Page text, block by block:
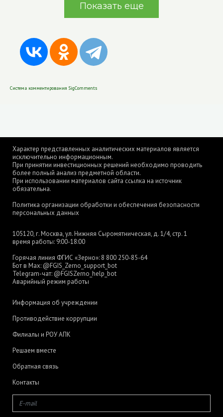
Показать еще
Система комментирования SigComments
Характер представленных аналитических материалов является
исключительно информационным.
При принятии инвестиционных решений необходимо проводить
более полный анализ предметной области.
При использовании материалов сайта ссылка на источник
обязательна.
Политика организации обработки и обеспечения безопасности
персональных данных
105120, г. Москва, ул. Нижняя Сыромятническая, д. 1/4, стр. 1
время работы: 9:00-18:00
Горячая линия ФГИС «Зерно»: 8 800 250-85-64
Бот в Max: @FGIS_Zerno_support_bot
Telegram-чат: @FGISZerno_help_bot
Аварийный режим работы
Информация об учреждении
Противодействие коррупции
Филиалы и РОУ АПК
Решаем вместе
Обратная связь
Контакты